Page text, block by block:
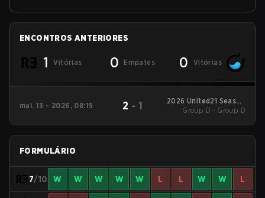
ENCONTROS ANTERIORES
1 Vitórias 0 Empates 0 Vitórias
mai. 13 - 2026, 08:15 2 - 1
2026 United21 Season
49
Group D - Group D
FORMULÁRIO
7/10 W W W W W L L W W L